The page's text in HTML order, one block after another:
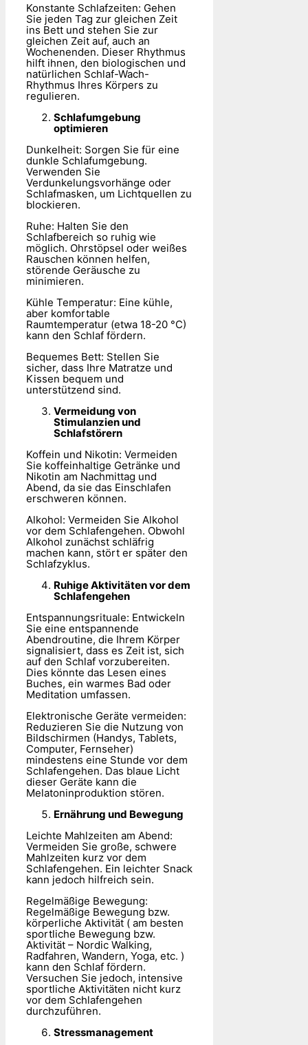
Konstante Schlafzeiten: Gehen
Sie jeden Tag zur gleichen Zeit
ins Bett und stehen Sie zur
gleichen Zeit auf, auch an
Wochenenden. Dieser Rhythmus
hilft ihnen, den biologischen und
natürlichen Schlaf-Wach-
Rhythmus Ihres Körpers zu
regulieren.
Schlafumgebung
optimieren
Dunkelheit: Sorgen Sie für eine
dunkle Schlafumgebung.
Verwenden Sie
Verdunkelungsvorhänge oder
Schlafmasken, um Lichtquellen zu
blockieren.
Ruhe: Halten Sie den
Schlafbereich so ruhig wie
möglich. Ohrstöpsel oder weißes
Rauschen können helfen,
störende Geräusche zu
minimieren.
Kühle Temperatur: Eine kühle,
aber komfortable
Raumtemperatur (etwa 18-20 °C)
kann den Schlaf fördern.
Bequemes Bett: Stellen Sie
sicher, dass Ihre Matratze und
Kissen bequem und
unterstützend sind.
Vermeidung von
Stimulanzien und
Schlafstörern
Koffein und Nikotin: Vermeiden
Sie koffeinhaltige Getränke und
Nikotin am Nachmittag und
Abend, da sie das Einschlafen
erschweren können.
Alkohol: Vermeiden Sie Alkohol
vor dem Schlafengehen. Obwohl
Alkohol zunächst schläfrig
machen kann, stört er später den
Schlafzyklus.
Ruhige Aktivitäten vor dem
Schlafengehen
Entspannungsrituale: Entwickeln
Sie eine entspannende
Abendroutine, die Ihrem Körper
signalisiert, dass es Zeit ist, sich
auf den Schlaf vorzubereiten.
Dies könnte das Lesen eines
Buches, ein warmes Bad oder
Meditation umfassen.
Elektronische Geräte vermeiden:
Reduzieren Sie die Nutzung von
Bildschirmen (Handys, Tablets,
Computer, Fernseher)
mindestens eine Stunde vor dem
Schlafengehen. Das blaue Licht
dieser Geräte kann die
Melatoninproduktion stören.
Ernährung und Bewegung
Leichte Mahlzeiten am Abend:
Vermeiden Sie große, schwere
Mahlzeiten kurz vor dem
Schlafengehen. Ein leichter Snack
kann jedoch hilfreich sein.
Regelmäßige Bewegung:
Regelmäßige Bewegung bzw.
körperliche Aktivität ( am besten
sportliche Bewegung bzw.
Aktivität – Nordic Walking,
Radfahren, Wandern, Yoga, etc. )
kann den Schlaf fördern.
Versuchen Sie jedoch, intensive
sportliche Aktivitäten nicht kurz
vor dem Schlafengehen
durchzuführen.
Stressmanagement